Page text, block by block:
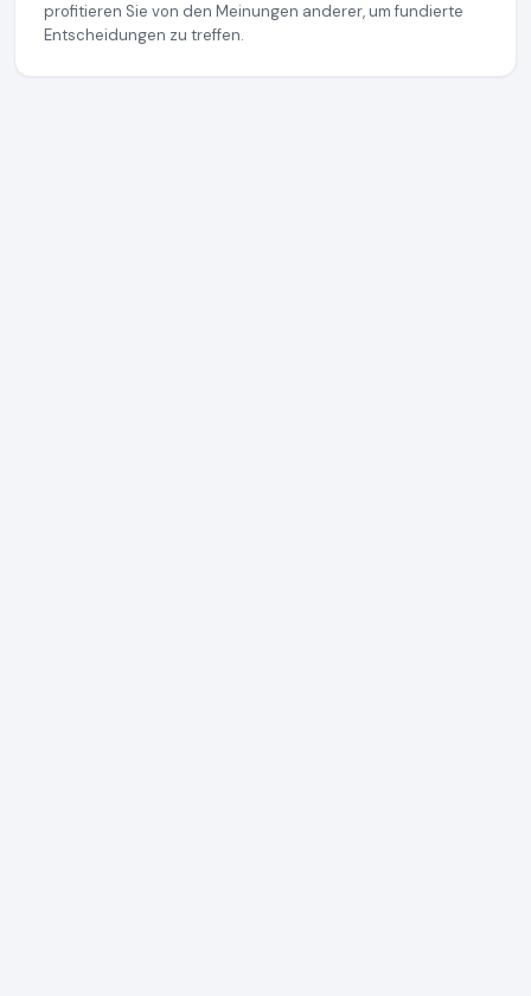
profitieren Sie von den Meinungen anderer, um fundierte
Entscheidungen zu treffen.